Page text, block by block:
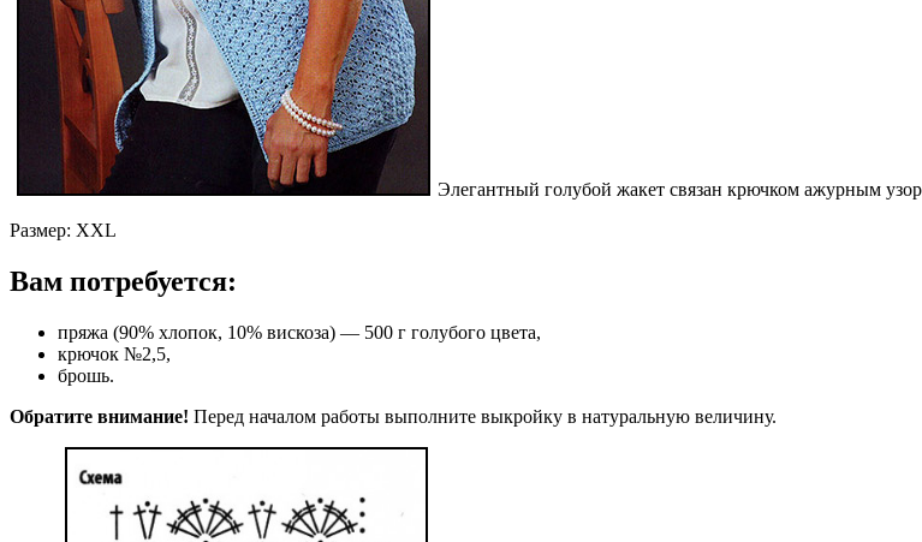
Элегантный голубой жакет связан крючком ажурным
Размер: XXL
Вам потребуется:
пряжа (90% хлопок, 10% вискоза) — 500 г голубого цвета,
крючок №2,5,
брошь.
Обратите внимание! Перед началом работы выполните выкройку в натуральную величину.